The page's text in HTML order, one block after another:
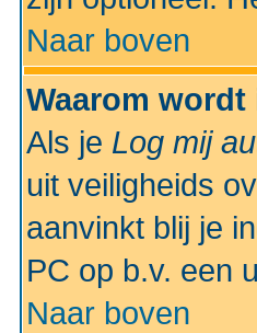
Naar boven
Waarom
Als je Log mij
uit veiligheids
aanvinkt blij je
PC op b.v. een
Naar boven